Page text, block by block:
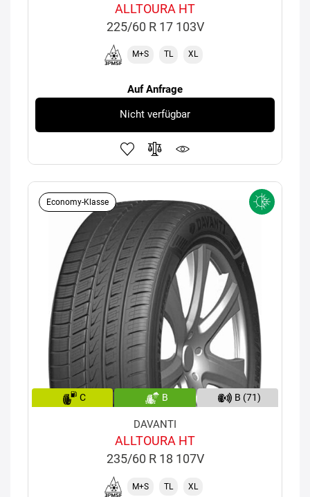
ALLTOURA HT
225/60 R 17 103V
M+S TL XL
Auf Anfrage
Nicht verfügbar
Economy-Klasse
C B B (71)
DAVANTI
ALLTOURA HT
235/60 R 18 107V
M+S TL XL